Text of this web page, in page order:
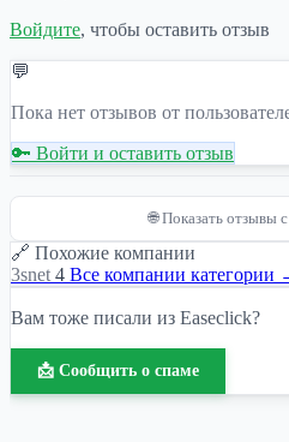
Войдите, чтобы оставить отзыв
💬
Пока нет отзывов от
🔑 Войти и оставить отзыв
🌐 Показать отзывы
🔗 Похожие компании
3snet 4 Все компании категории
Вам тоже писали из Easeclick?
📩 Сообщить о спаме